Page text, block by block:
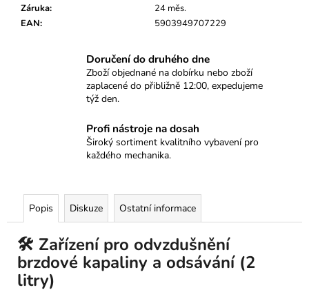
Záruka:
24 měs.
EAN: 5903949707229
Doručení do druhého dne
Zboží objednané na dobírku nebo zboží
zaplacené do přibližně 12:00, expedujeme
týž den.
Profi nástroje na dosah
Široký sortiment kvalitního vybavení pro
každého mechanika.
Popis Diskuze Ostatní informace
🛠️ Zařízení pro odvzdušnění
brzdové kapaliny a odsávání (2
litry)
TRYCHTÝŘ
PRO